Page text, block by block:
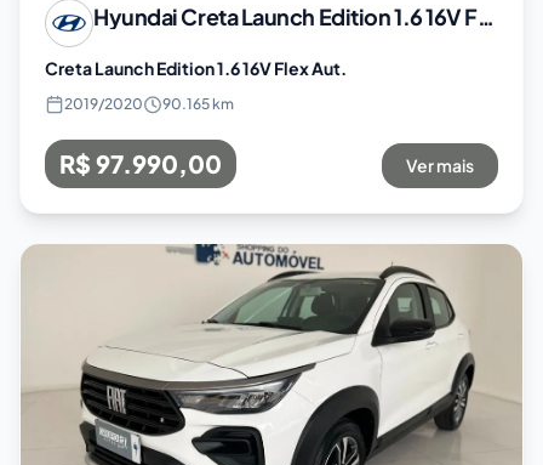
HyundaiCreta Launch Edition 1.6 16V Flex Aut.
Creta Launch Edition 1.6 16V Flex Aut.
2019/2020 90.165 km
R$ 97.990,00 Ver mais